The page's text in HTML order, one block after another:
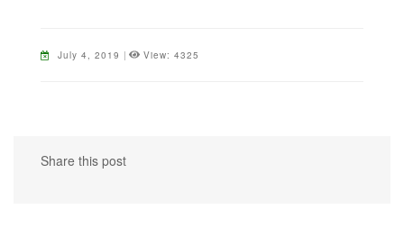
July 4, 2019 | View: 4325
Share this post